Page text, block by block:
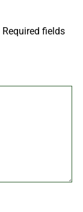
Required fields